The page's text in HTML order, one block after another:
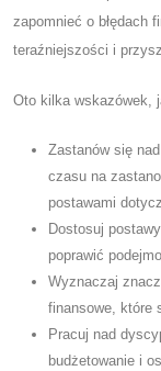
zapomnieć o błędach
teraźniejszości i
Oto kilka wskazówek,
Zastanów się
czasu na
postawami
Dostosuj
poprawić
Wyznaczaj
finansowe, które
Pracuj nad
budżetowanie i